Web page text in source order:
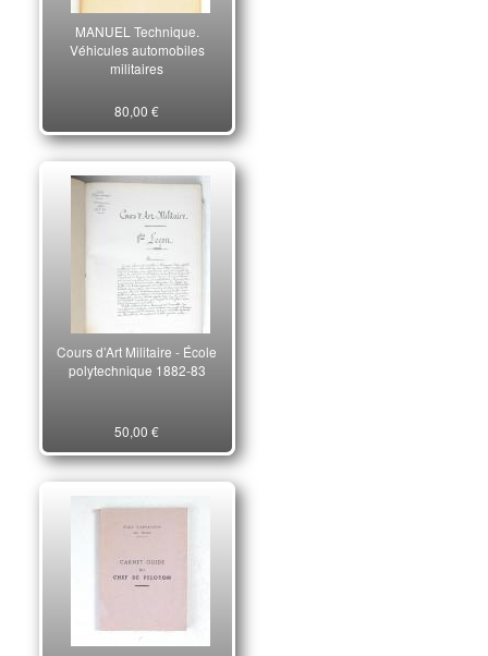
MANUEL Technique.
Véhicules automobiles
militaires
80,00 €
Cours d’Art Militaire - École
polytechnique 1882-83
50,00 €